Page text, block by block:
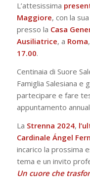
L’attesissima
Maggiore, con la
presso la Casa
Ausiliatrice, a Roma,
17.00.
Centinaia di Suore
Famiglia Salesiana e
partecipare e fare
appuntamento
La Strenna 2024,
Cardinale Ángel
incarico la prossima
tema e un invito
Un cuore che